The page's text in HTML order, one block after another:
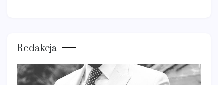
Redakcja